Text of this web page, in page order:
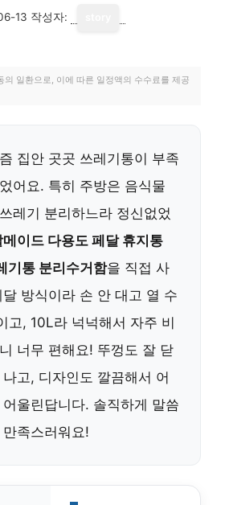
13 작성자:
의 일환으로, 이에 따른 일정액의 수수료를 제공
집안 곳곳 쓰레기통이 부족
어요. 특히 주방은 음식물
레기 분리하느라 정신없었
메이드 다용도 페달 휴지통
기통 분리수거함을 직접 사
방식이라 손 안 대고 열 수
고, 10L라 넉넉해서 자주 비
너무 편해요! 뚜껑도 잘 닫
고, 디자인도 깔끔해서 어
울린답니다. 솔직하게 말씀
족스러워요!